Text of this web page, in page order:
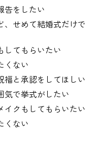
告をしたい
、せめて結婚式だけで
してもらいたい
くない
福と承認をしてほしい
気で挙式がしたい
イクもしてもらいたい
くない